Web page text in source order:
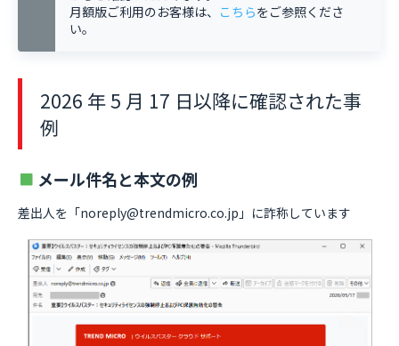
月額版ご利用のお客様は、 こちらをご参照くださ
い。
2026 年 5 月 17 日以降に確認された事
例
メール件名と本文の例
差出人を「noreply@trendmicro.co.jp」に詐称しています